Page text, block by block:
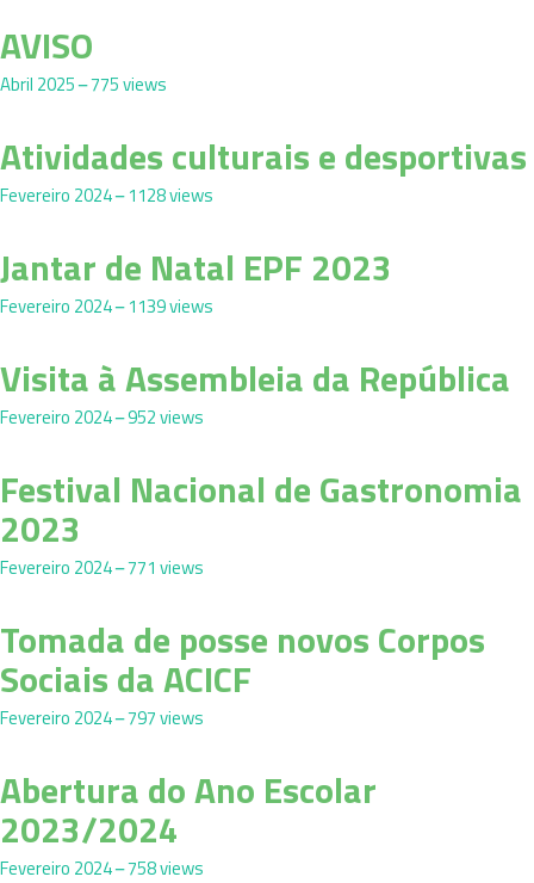
AVISO
Abril 2025775 views
Atividades culturais e desportivas
Fevereiro 20241128 views
Jantar de Natal EPF 2023
Fevereiro 20241139 views
Visita à Assembleia da República
Fevereiro 2024952 views
Festival Nacional de Gastronomia
2023
Fevereiro 2024771 views
Tomada de posse novos Corpos
Sociais da ACICF
Fevereiro 2024797 views
Abertura do Ano Escolar
2023/2024
Fevereiro 2024758 views